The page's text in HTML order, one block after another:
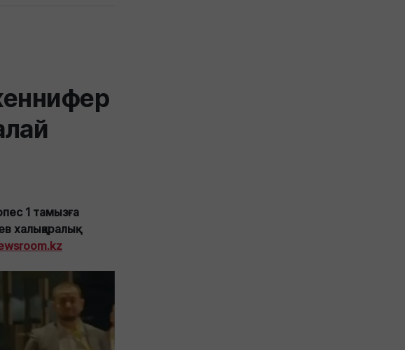
1 тамызға
халықаралық